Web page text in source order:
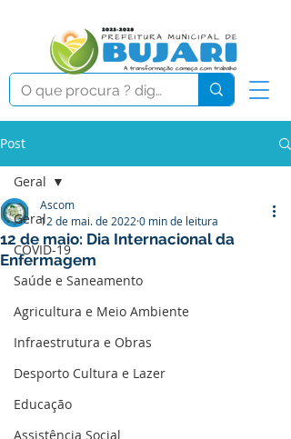
Post
Geral
COVID-19
Saúde e Saneamento
Agricultura e Meio Ambiente
Infraestrutura e Obras
Desporto Cultura e Lazer
Educação
Assistência Social
Geral
12 de maio: Dia Internacional da
Enfermagem
Ascom
12 de mai. de 2022 0 min de leitura